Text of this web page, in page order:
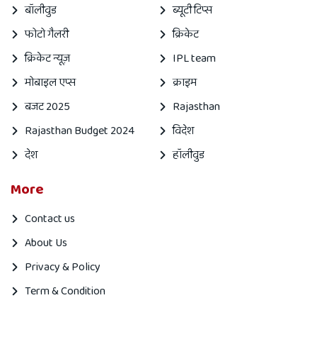
बॉलीवुड
ब्यूटी टिप्स
फोटो गैलरी
क्रिकेट
क्रिकेट न्यूज़
IPL team
मोबाइल एप्स
क्राइम
बजट 2025
Rajasthan
Rajasthan Budget 2024
विदेश
देश
हॉलीवुड
More
Contact us
About Us
Privacy & Policy
Term & Condition